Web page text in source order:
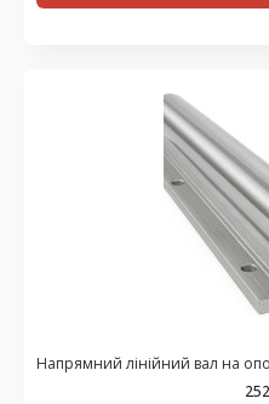
Напрямний лінійний вал на